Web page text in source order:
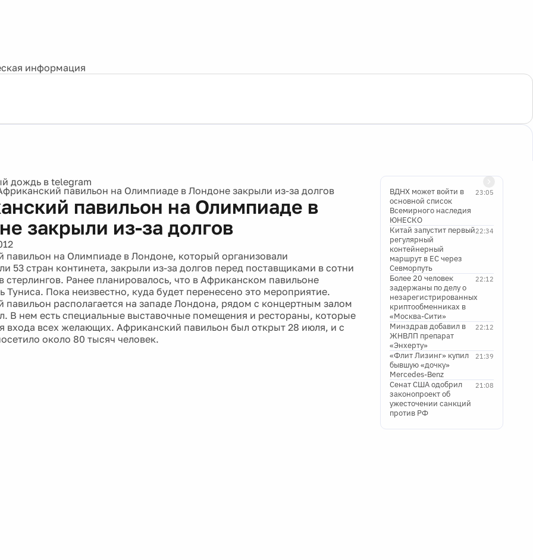
информация
павильон на Олимпиаде в Лондоне закрыли из-за долгов
павильон на Олимпиаде в
закрыли из-за долгов
павильон на Олимпиаде в Лондоне, который организовали
53 стран континета, закрыли из-за долгов перед поставщиками в сотни
стерлингов. Ранее планировалось, что в Африканском павильоне
Туниса. Пока неизвестно, куда будет перенесено это мероприятие.
павильон располагается на западе Лондона, рядом с концертным залом
В нем есть специальные выставочные помещения и рестораны, которые
входа всех желающих. Африканский павильон был открыт 28 июля, и с
около 80 тысяч человек.
23:05
ВДНХ может войти в
основной список
Всемирного наследия
ЮНЕСКО
22:34
Китай запустит первый
регулярный
контейнерный
маршрут в ЕС через
Севморпуть
22:12
Более 20 человек
задержаны по делу о
незарегистрированных
криптообменниках в
«Москва-Сити»
22:12
Минздрав добавил в
ЖНВЛП препарат
«Энхерту»
21:39
«Флит Лизинг» купил
бывшую «дочку»
Mercedes-Benz
21:08
Сенат США одобрил
законопроект об
ужесточении санкций
против РФ